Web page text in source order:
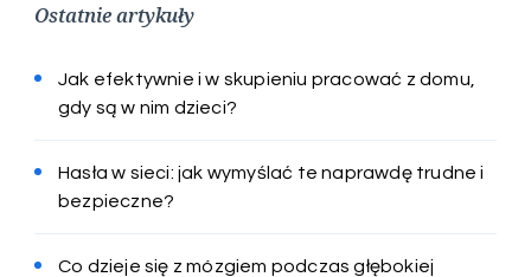
Ostatnie artykuły
Jak efektywnie i w skupieniu pracować z domu,
gdy są w nim dzieci?
Hasła w sieci: jak wymyślać te naprawdę trudne i
bezpieczne?
Co dzieje się z mózgiem podczas głębokiej